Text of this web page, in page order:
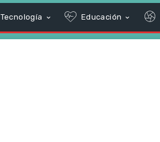
Tecnología Educación